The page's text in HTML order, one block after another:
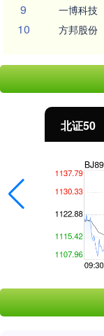
9 一博科技
10 方邦股份
北证50